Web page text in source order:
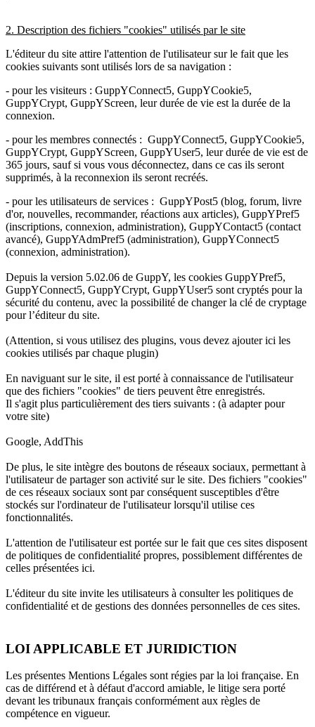
2. Description des fichiers "cookies" utilisés par le site
L'éditeur du site attire l'attention de l'utilisateur sur le fait que les
cookies suivants sont utilisés lors de sa navigation :
- pour les visiteurs : GuppYConnect5, GuppYCookie5,
GuppYCrypt, GuppYScreen, leur durée de vie est la durée de la
connexion.
- pour les membres connectés : GuppYConnect5, GuppYCookie5,
GuppYCrypt, GuppYScreen, GuppYUser5, leur durée de vie est de
365 jours, sauf si vous vous déconnectez, dans ce cas ils seront
supprimés, à la reconnexion ils seront recréés.
- pour les utilisateurs de services : GuppYPost5 (blog, forum, livre
d'or, nouvelles, recommander, réactions aux articles), GuppYPref5
(inscriptions, connexion, administration), GuppYContact5 (contact
avancé), GuppYAdmPref5 (administration), GuppYConnect5
(connexion, administration).
Depuis la version 5.02.06 de GuppY, les cookies GuppYPref5,
GuppYConnect5, GuppYCrypt, GuppYUser5 sont cryptés pour la
sécurité du contenu, avec la possibilité de changer la clé de cryptage
pour l’éditeur du site.
(Attention, si vous utilisez des plugins, vous devez ajouter ici les
cookies utilisés par chaque plugin)
En naviguant sur le site, il est porté à connaissance de l'utilisateur
que des fichiers "cookies" de tiers peuvent être enregistrés.
Il s'agit plus particulièrement des tiers suivants : (à adapter pour
votre site)
Google, AddThis
De plus, le site intègre des boutons de réseaux sociaux, permettant à
l'utilisateur de partager son activité sur le site. Des fichiers "cookies"
de ces réseaux sociaux sont par conséquent susceptibles d'être
stockés sur l'ordinateur de l'utilisateur lorsqu'il utilise ces
fonctionnalités.
L'attention de l'utilisateur est portée sur le fait que ces sites disposent
de politiques de confidentialité propres, possiblement différentes de
celles présentées ici.
L'éditeur du site invite les utilisateurs à consulter les politiques de
confidentialité et de gestions des données personnelles de ces sites.
LOI APPLICABLE ET JURIDICTION
Les présentes Mentions Légales sont régies par la loi française. En
cas de différend et à défaut d'accord amiable, le litige sera porté
devant les tribunaux français conformément aux règles de
compétence en vigueur.